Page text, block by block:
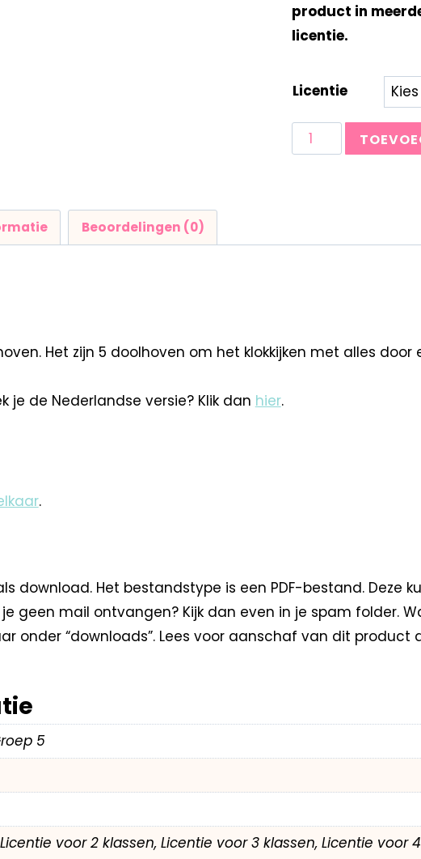
product in
licentie.
Licentie
Beoordelingen (0)
Het zijn 5 doolhoven om het klokkijken met alles
je de Nederlandse versie? Klik dan hier.
.
download. Het bestandstype is een PDF-bestand. Deze
geen mail ontvangen? Kijk dan even in je spam folder.
onder “downloads”. Lees voor aanschaf van dit product
5
voor 2 klassen, Licentie voor 3 klassen, Licentie